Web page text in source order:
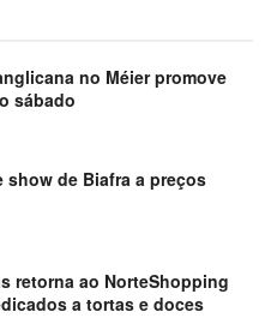
no Méier promove
sábado
show de Biafra a preços
retorna ao NorteShopping
a tortas e doces